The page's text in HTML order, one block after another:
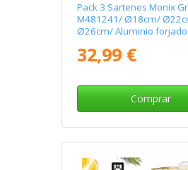
Pack 3 Sartenes Monix
M481241/ Ø18cm/
Ø26cm/ Aluminio forjado
32,99 €
Comprar